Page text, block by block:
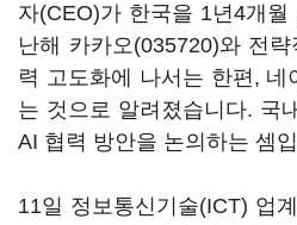
자(CEO)가 한국을 1년4개월
난해 카카오(035720)와 전
력 고도화에 나서는 한편,
는 것으로 알려졌습니다. 국
AI 협력 방안을 논의하는 셈
11일 정보통신기술(ICT) 업